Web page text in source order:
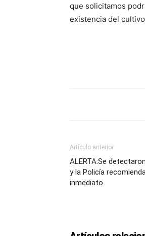
que solicitamos
existencia del
Artículo anterior
ALERTA:Se
y la Policía
inmediato